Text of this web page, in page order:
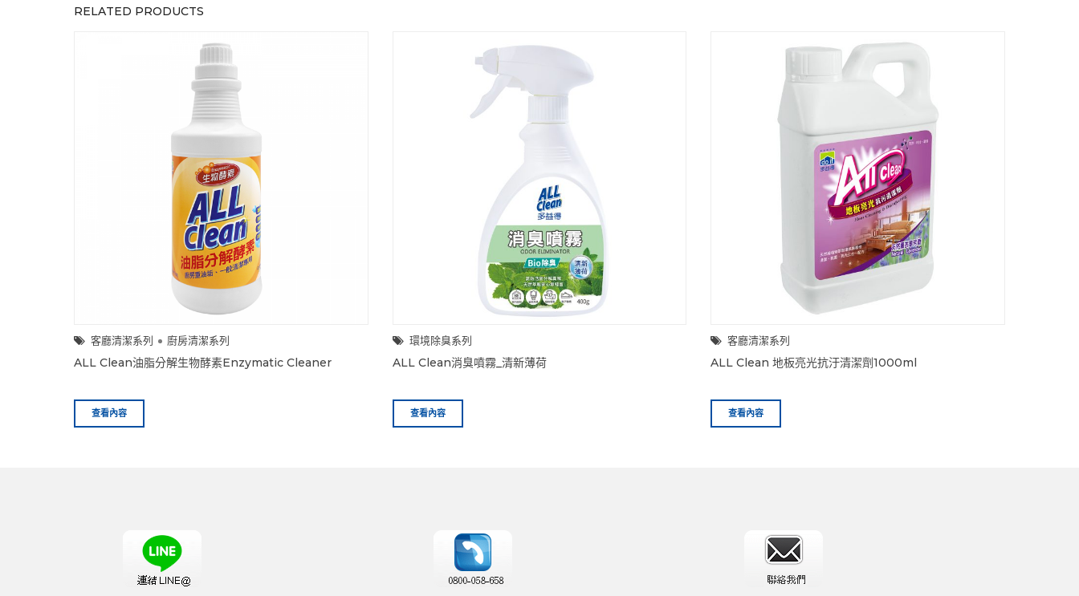
RELATED PRODUCTS
客廳清潔系列 廚房清潔系列
ALL Clean油脂分解生物酵素Enzymatic Cleaner
查看內容
環境除臭系列
ALL Clean消臭噴霧_清新薄荷
查看內容
客廳清潔系列
ALL Clean 地板亮光抗汙清潔劑1000ml
查看內容